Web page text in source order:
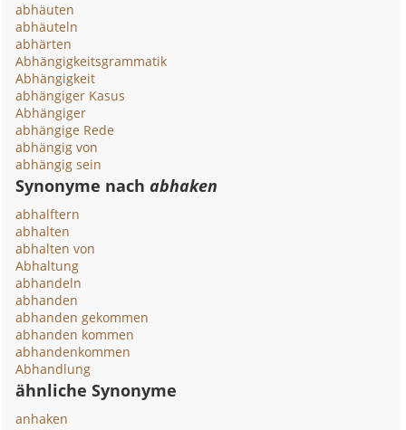
abhäuten
abhäuteln
abhärten
Abhängigkeitsgrammatik
Abhängigkeit
abhängiger Kasus
Abhängiger
abhängige Rede
abhängig von
abhängig sein
Synonyme nachabhaken
abhalftern
abhalten
abhalten von
Abhaltung
abhandeln
abhanden
abhanden gekommen
abhanden kommen
abhandenkommen
Abhandlung
ähnliche Synonyme
anhaken